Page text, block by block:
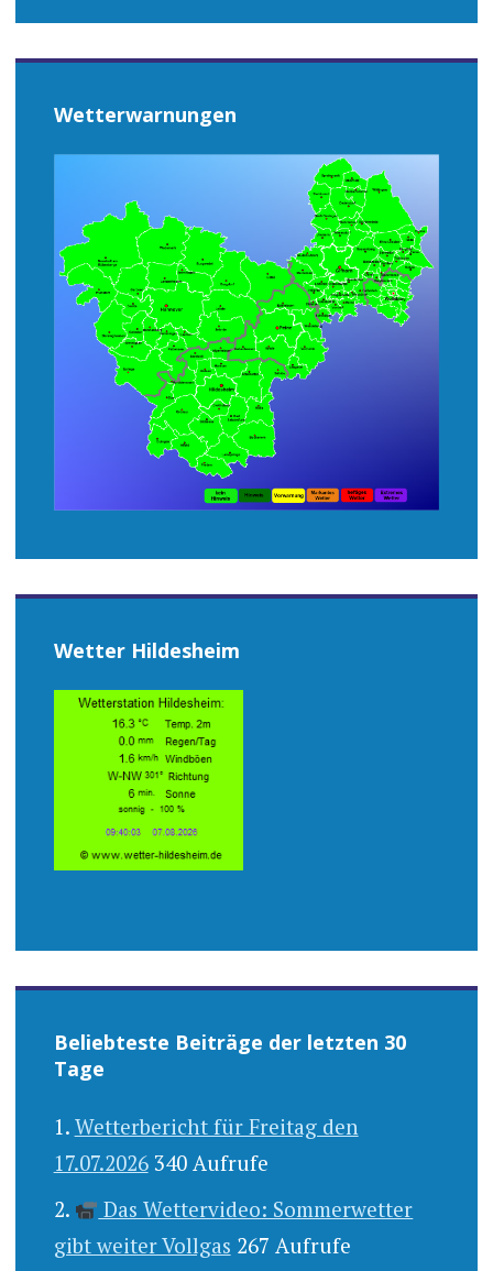
Wetterwarnungen
Wetter Hildesheim
Beliebteste Beiträge der letzten 30
Tage
Wetterbericht für Freitag den
17.07.2026 340 Aufrufe
Das Wettervideo: Sommerwetter
gibt weiter Vollgas 267 Aufrufe